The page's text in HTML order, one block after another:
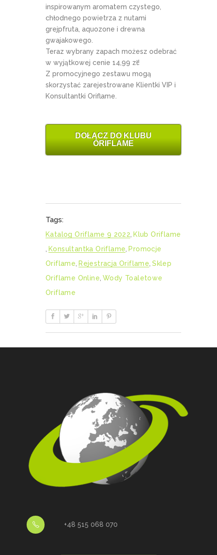
inspirowanym aromatem czystego,
chłodnego powietrza z nutami
grejpfruta, aquozone i drewna
gwajakowego.
Teraz wybrany zapach możesz odebrać
w wyjątkowej cenie 14,99 zł!
Z promocyjnego zestawu mogą
skorzystać zarejestrowane Klientki VIP i
Konsultantki Oriflame.
DOŁĄCZ DO KLUBU
ORIFLAME
Tags:
Katalog Oriflame 9 2022 Klub Oriflame
Konsultantka Oriflame Promocje
Oriflame Rejestracja Oriflame Sklep
Oriflame Online Wody Toaletowe
Oriflame
+48 515 068 070